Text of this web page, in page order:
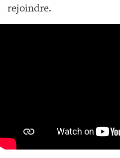
rejoindre.